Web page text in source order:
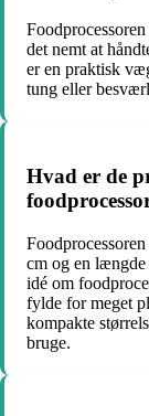
det nemt at
er en praktisk
tung eller
Hvad er de
cm og en længde
idé om
fylde for meget
kompakte
bruge.